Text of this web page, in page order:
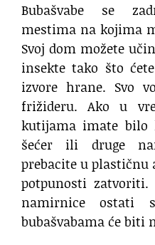
Bubašvabe se
mestima na kojima
Svoj dom možete
insekte tako što
izvore hrane. Svo
frižideru. Ako u
kutijama imate bilo
šećer ili druge
prebacite u plastičnu
potpunosti zatvoriti.
namirnice ostati
bubašvabama će biti